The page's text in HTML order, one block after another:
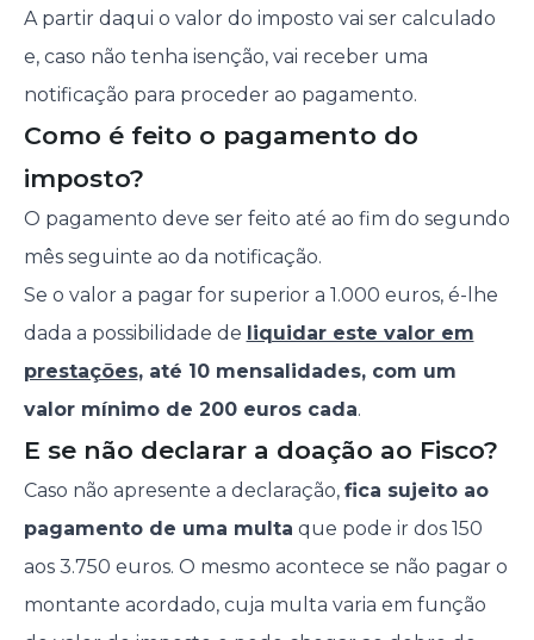
A partir daqui o valor do imposto vai ser calculado
e, caso não tenha isenção, vai receber uma
notificação para proceder ao pagamento.
Como é feito o pagamento do
imposto?
O pagamento deve ser feito até ao fim do segundo
mês seguinte ao da notificação.
Se o valor a pagar for superior a 1.000 euros, é-lhe
dada a possibilidade de liquidar este valor em
prestações, até 10 mensalidades, com um
valor mínimo de 200 euros cada.
E se não declarar a doação ao Fisco?
Caso não apresente a declaração, fica sujeito ao
pagamento de uma multa que pode ir dos 150
aos 3.750 euros. O mesmo acontece se não pagar o
montante acordado, cuja multa varia em função